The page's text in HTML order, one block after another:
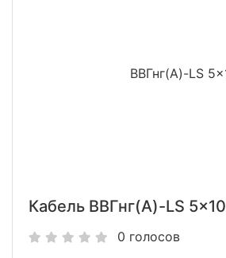
Кабель ВВГнг(A)-LS 5x10
0 голосов